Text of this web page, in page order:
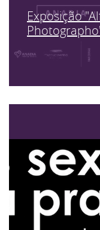
Exposição